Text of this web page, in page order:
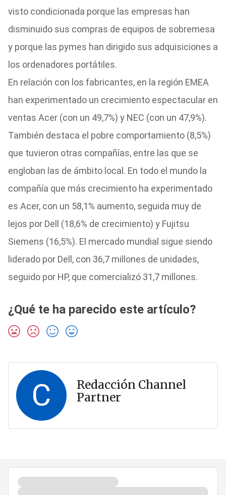
visto condicionada porque las empresas han
disminuido sus compras de equipos de sobremesa
y porque las pymes han dirigido sus adquisiciones a
los ordenadores portátiles.
En relación con los fabricantes, en la región EMEA
han experimentado un crecimiento espectacular en
ventas Acer (con un 49,7%) y NEC (con un 47,9%).
También destaca el pobre comportamiento (8,5%)
que tuvieron otras compañías, entre las que se
engloban las de ámbito local. En todo el mundo la
compañía que más crecimiento ha experimentado
es Acer, con un 58,1% aumento, seguida muy de
lejos por Dell (18,6% de crecimiento) y Fujitsu
Siemens (16,5%). El mercado mundial sigue siendo
liderado por Dell, con 36,7 millones de unidades,
seguido por HP, que comercializó 31,7 millones.
¿Qué te ha parecido este artículo?
C
Redacción Channel
Partner